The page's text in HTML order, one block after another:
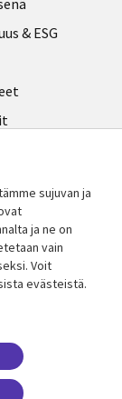
& ESG
sujuvan ja
ja ne on
vain
Voit
evästeistä.